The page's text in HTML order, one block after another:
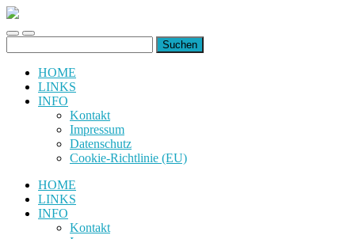
uiuiuiuiuiuiui.de
Toggle
mobile
Toggle
search
nach:
HOME
LINKS
INFO
Kontakt
Impressum
Datenschutz
Cookie-Richtlinie (EU)
HOME
LINKS
INFO
Kontakt